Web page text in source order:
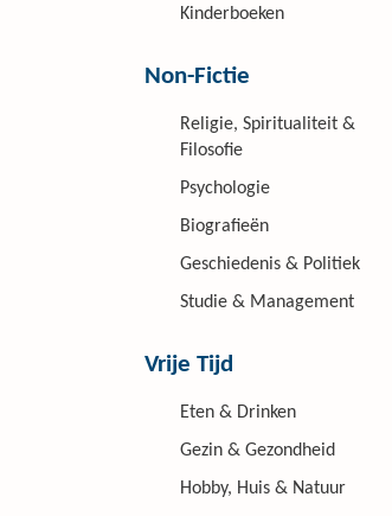
Kinderboeken
Non-Fictie
Religie, Spiritualiteit &
Filosofie
Psychologie
Biografieën
Geschiedenis & Politiek
Studie & Management
Vrije Tijd
Eten & Drinken
Gezin & Gezondheid
Hobby, Huis & Natuur